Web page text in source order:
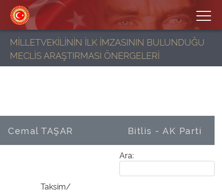
MİLLETVEKİLİNİN İLK İMZASININ BULUNDUĞU
MECLİS ARAŞTIRMASI ÖNERGELERİ
Cemal TAŞAR Bitlis - AK Parti
Ara:
Taksim/